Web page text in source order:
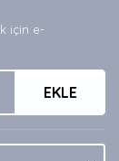
için e-
EKLE